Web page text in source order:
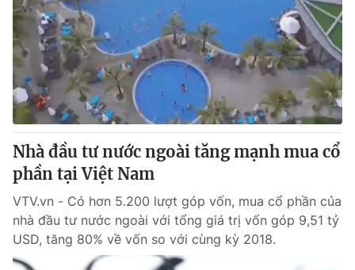
Nhà đầu tư nước ngoài tăng mạnh mua cổ
phần tại Việt Nam
VTV.vn - Có hơn 5.200 lượt góp vốn, mua cổ phần của
nhà đầu tư nước ngoài với tổng giá trị vốn góp 9,51 tỷ
USD, tăng 80% về vốn so với cùng kỳ 2018.